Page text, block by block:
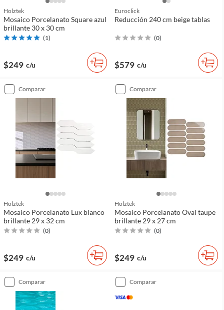
Holztek
Mosaico Porcelanato Square azul
brillante 30 x 30 cm
(1)
$249 c/u
Euroclick
Reducción 240 cm beige tablas
(0)
$579 c/u
comparar
Holztek
Mosaico Porcelanato Lux blanco
brillante 29 x 32 cm
(0)
$249 c/u
comparar
Holztek
Mosaico Porcelanato Oval taupe
brillante 29 x 27 cm
(0)
$249 c/u
comparar comparar